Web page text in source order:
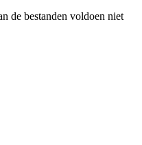
de bestanden voldoen niet